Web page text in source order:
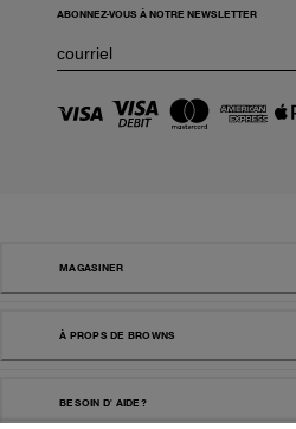
ABONNEZ-VOUS À NOTRE NEWSLETTER
MAGASINER
À PROPS DE BROWNS
BESOIN D' AIDE?